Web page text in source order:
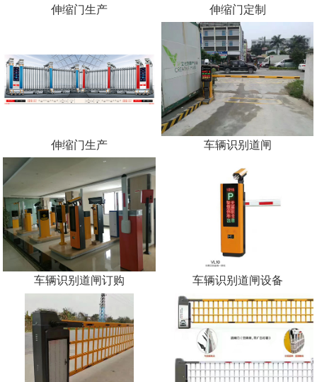
伸缩门生产 伸缩门定制
伸缩门生产 车辆识别道闸
车辆识别道闸订购 车辆识别道闸设备